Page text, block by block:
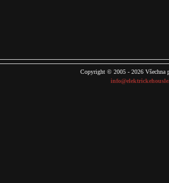
Copyright © 2005 - 2026 Všechna